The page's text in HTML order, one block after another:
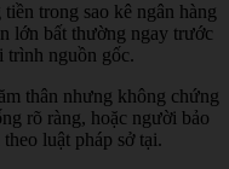
tiền trong sao kê ngân hàng
lớn bất thường ngay trước
trình nguồn gốc.
thân nhưng không chứng
rõ ràng, hoặc người bảo
luật pháp sở tại.